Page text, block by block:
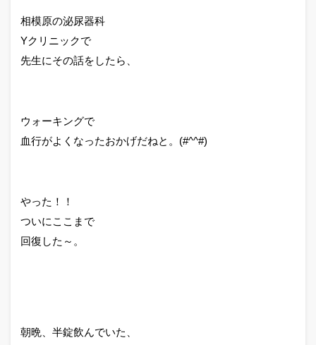
相模原の泌尿器科
Yクリニックで
先生にその話をしたら、
ウォーキングで
血行がよくなったおかげだねと。(#^^#)
やった！！
ついにここまで
回復した～。
朝晩、半錠飲んでいた、